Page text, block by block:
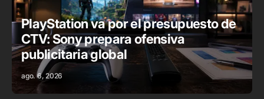
PlayStation va por el presupuesto de
CTV: Sony prepara ofensiva
publicitaria global
ago. 6, 2026